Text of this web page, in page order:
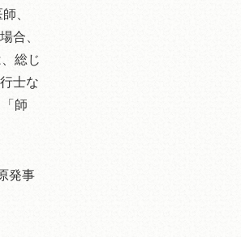
、
合、
総じ
士な
師
発事